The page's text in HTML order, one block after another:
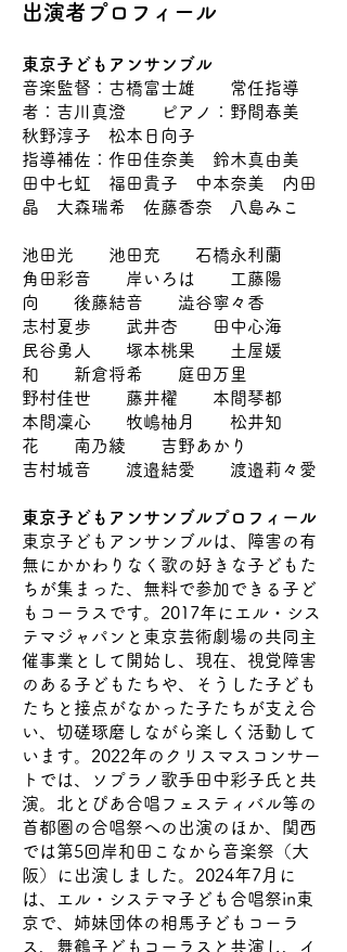
出演者プロフィール
東京子どもアンサンブル
音楽監督：古橋富士雄 常任指導
者：吉川真澄 ピアノ：野間春美
秋野淳子 松本日向子
指導補佐：作田佳奈美 鈴木真由美
田中七虹 福田貴子 中本奈美 内田
晶 大森瑞希 佐藤香奈 八島みこ
池田光 池田充 石橋永利蘭
角田彩音 岸いろは 工藤陽
向 後藤結音 澁谷寧々香
志村夏歩 武井杏 田中心海
民谷勇人 塚本桃果 土屋媛
和 新倉将希 庭田万里
野村佳世 藤井櫂 本間琴都
本間凜心 牧嶋柚月 松井知
花 南乃綾 吉野あかり
吉村城音 渡邉結愛 渡邉莉々愛
東京子どもアンサンブルプロフィール
東京子どもアンサンブルは、障害の有
無にかかわりなく歌の好きな子どもた
ちが集まった、無料で参加できる子ど
もコーラスです。2017年にエル・シス
テマジャパンと東京芸術劇場の共同主
催事業として開始し、現在、視覚障害
のある子どもたちや、そうした子ども
たちと接点がなかった子たちが支え合
い、切磋琢磨しながら楽しく活動して
います。2022年のクリスマスコンサー
トでは、ソプラノ歌手田中彩子氏と共
演。北とぴあ合唱フェスティバル等の
首都圏の合唱祭への出演のほか、関西
では第5回岸和田こなから音楽祭（大
阪）に出演しました。2024年7月に
は、エル・システマ子ども合唱祭in東
京で、姉妹団体の相馬子どもコーラ
ス、舞鶴子どもコーラスと共演し、イ